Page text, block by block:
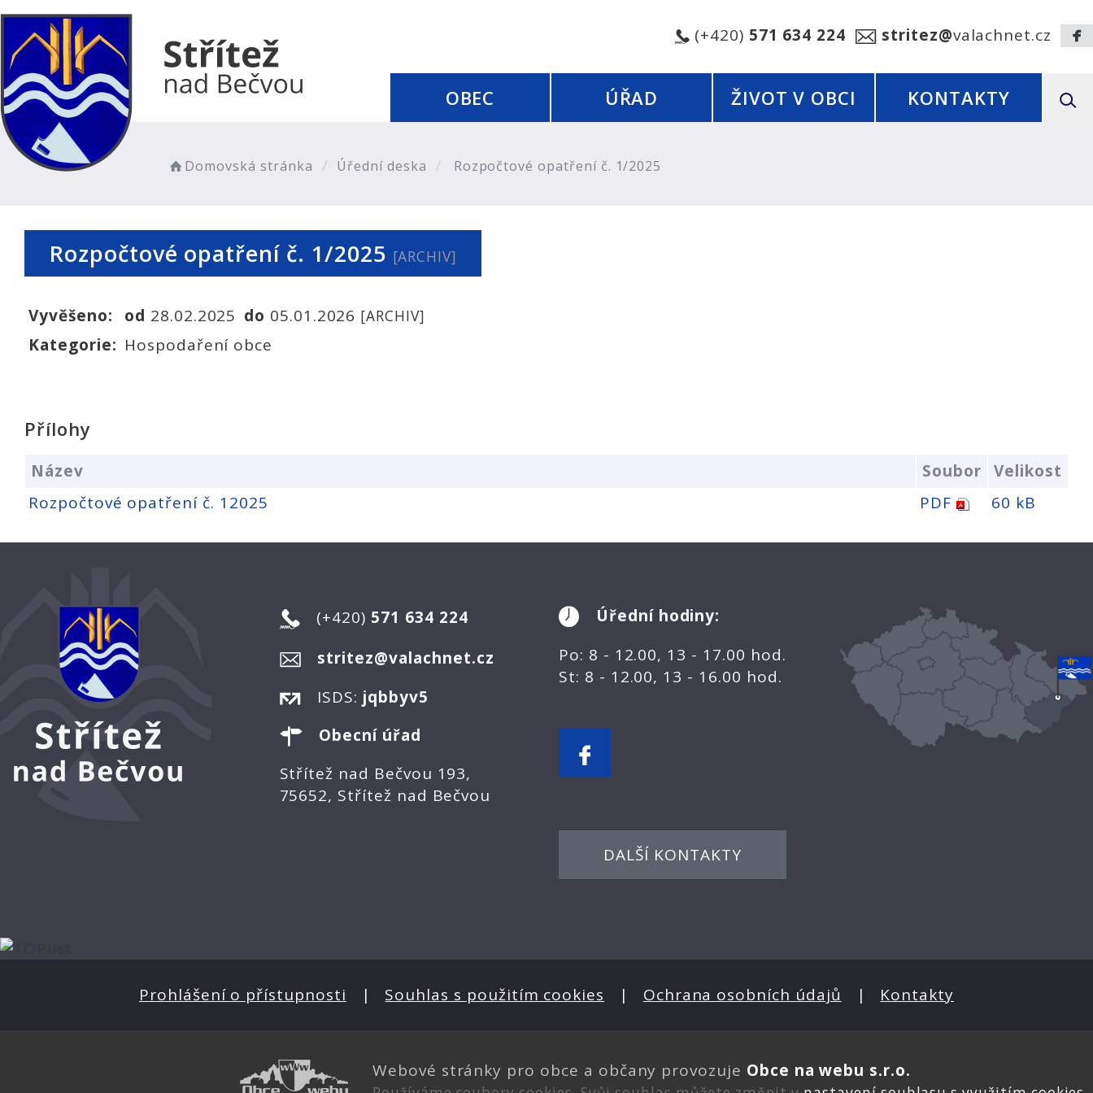
OBEC ÚŘAD ŽIVOT V OBCI KONTAKTY
(+420) 571 634 224 stritez@valachnet.cz
Domovská stránka Úřední deska Rozpočtové opatření č. 1/2025
Rozpočtové opatření č. 1/2025 [ARCHIV]
Vyvěšeno: od 28.02.2025 do 05.01.2026 [ARCHIV]
Kategorie: Hospodaření obce
Přílohy
Název Soubor
Velikost
Rozpočtové opatření č. 12025
PDF 60 kB
(+420) 571 634 224
stritez@valachnet.cz
ISDS: jqbbyv5
Obecní úřad
Střítež nad Bečvou 193,
75652, Střítež nad Bečvou
Úřední hodiny:
Po: 8 - 12.00, 13 - 17.00 hod.
St: 8 - 12.00, 13 - 16.00 hod.
DALŠÍ KONTAKTY
Prohlášení o přístupnosti | Souhlas s použitím cookies | Ochrana osobních údajů | Kontakty
Webové stránky pro obce a občany provozuje Obce na webu s.r.o.